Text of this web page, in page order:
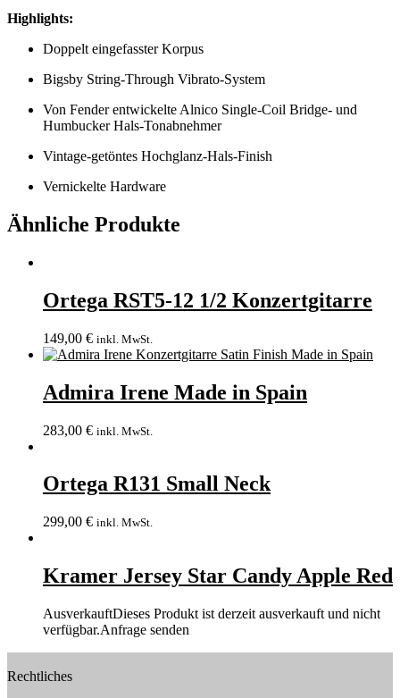
Highlights:
Doppelt eingefasster Korpus
Bigsby String-Through Vibrato-System
Von Fender entwickelte Alnico Single-Coil Bridge- und
Humbucker Hals-Tonabnehmer
Vintage-getöntes Hochglanz-Hals-Finish
Vernickelte Hardware
Ähnliche Produkte
Ortega RST5-12 1/2 Konzertgitarre
149,00 € inkl. MwSt.
Admira Irene Made in Spain
283,00 € inkl. MwSt.
Ortega R131 Small Neck
299,00 € inkl. MwSt.
Kramer Jersey Star Candy Apple Red
AusverkauftDieses Produkt ist derzeit ausverkauft und nicht
verfügbar.Anfrage senden
Rechtliches